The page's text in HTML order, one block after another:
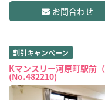
お問合わせ
割引キャンペーン
Kマンスリー河原町駅前
(No.482210)